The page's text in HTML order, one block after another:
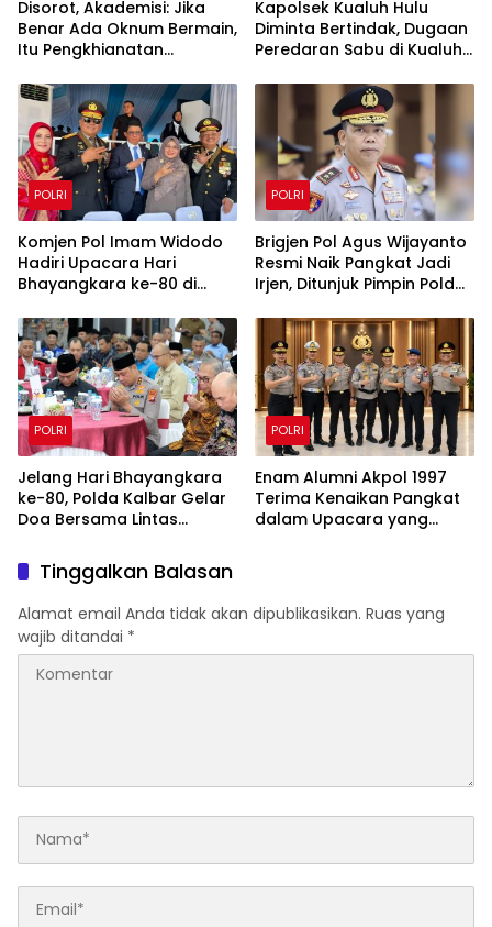
Disorot, Akademisi: Jika
Benar Ada Oknum Bermain,
Itu Pengkhianatan
Kapolsek Kualuh Hulu
Diminta Bertindak, Dugaan
Peredaran Sabu di Kualuh
Sorotan Warga
POLRI
Komjen Pol Imam Widodo
Hadiri Upacara Hari
Bhayangkara ke-80 di
POLRI
Brigjen Pol Agus Wijayanto
Resmi Naik Pangkat Jadi
Irjen, Ditunjuk Pimpin Polda
POLRI
Jelang Hari Bhayangkara
ke-80, Polda Kalbar Gelar
Doa Bersama Lintas
Pengabdian
POLRI
Enam Alumni Akpol 1997
Terima Kenaikan Pangkat
dalam Upacara yang
Tinggalkan Balasan
Alamat email Anda tidak akan dipublikasikan. Ruas yang
wajib ditandai *